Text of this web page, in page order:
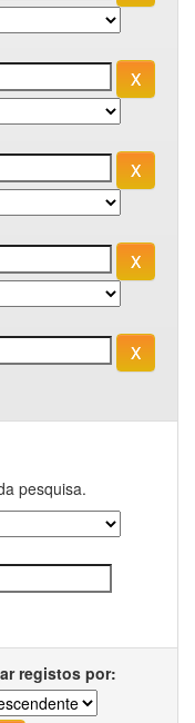
pesquisa.
registos por: